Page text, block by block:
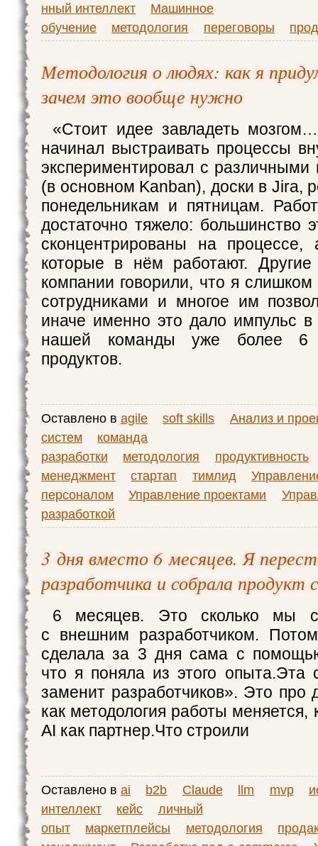
нный интеллект
Машинное
обучение
методология переговоры
Методология о людях: как я
зачем это вообще нужно
«Стоит идее завладеть
начинал выстраивать процессы
экспериментировал с различными
(в основном Kanban), доски в Jira,
понедельникам и пятницам.
достаточно тяжело: большинство
сконцентрированы на
которые в нём работают. Другие
компании говорили, что я
сотрудниками и многое им
иначе именно это дало импульс
нашей команды уже более 6
продуктов.
Оставлено в agile soft skills
Анализ и
систем
команда
разработки
методология
продуктивность
менеджмент
стартап тимлид
персоналом
Управление проектами
разработкой
3 дня вместо 6 месяцев. Я
разработчика и собрала продукт
6 месяцев. Это сколько мы
с внешним разработчиком.
сделала за 3 дня сама с
что я поняла из этого
заменит разработчиков». Это про
как методология работы меняется,
AI как партнер.Что строили
Оставлено в ai b2b Claude llm mvp
интеллект
кейс
личный
опыт
маркетплейсы методология